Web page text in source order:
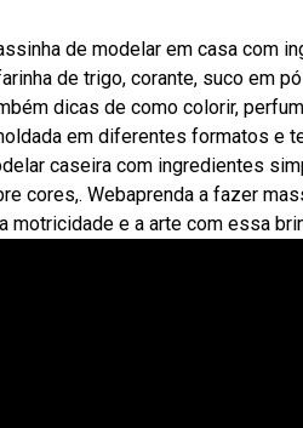
de modelar em casa com
de trigo, corante, suco em
dicas de como colorir,
em diferentes formatos e
caseira com ingredientes
cores,. Webaprenda a fazer
e a arte com essa